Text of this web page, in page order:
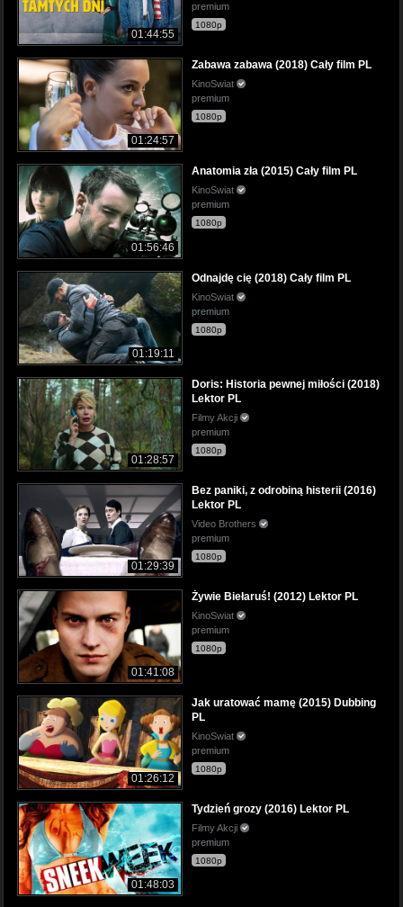
01:44:55
premium
1080p
01:24:57
Zabawa zabawa (2018) Cały film PL
KinoSwiat
premium
1080p
01:56:46
Anatomia zła (2015) Cały film PL
KinoSwiat
premium
1080p
01:19:11
Odnajdę cię (2018) Cały film PL
KinoSwiat
premium
1080p
01:28:57
Doris: Historia pewnej miłości (2018)
Lektor PL
Filmy Akcji
premium
1080p
01:29:39
Bez paniki, z odrobiną histerii (2016)
Lektor PL
Video Brothers
premium
1080p
01:41:08
Żywie Biełaruś! (2012) Lektor PL
KinoSwiat
premium
1080p
01:26:12
Jak uratować mamę (2015) Dubbing
PL
KinoSwiat
premium
1080p
01:48:03
Tydzień grozy (2016) Lektor PL
Filmy Akcji
premium
1080p